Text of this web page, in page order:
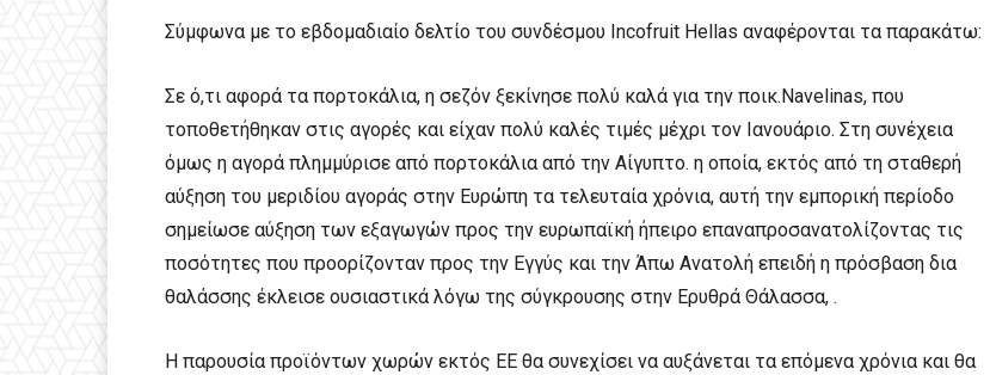
Σύμφωνα με το εβδομαδιαίο δελτίο του συνδέσμου Incofruit Hellas αναφέρονται τα παρακάτω:
Σε ό,τι αφορά τα πορτοκάλια, η σεζόν ξεκίνησε πολύ καλά για την ποικ.Navelinas, που
τοποθετήθηκαν στις αγορές και είχαν πολύ καλές τιμές μέχρι τον Ιανουάριο. Στη συνέχεια
όμως η αγορά πλημμύρισε από πορτοκάλια από την Αίγυπτο. η οποία, εκτός από τη σταθερή
αύξηση του μεριδίου αγοράς στην Ευρώπη τα τελευταία χρόνια, αυτή την εμπορική περίοδο
σημείωσε αύξηση των εξαγωγών προς την ευρωπαϊκή ήπειρο επαναπροσανατολίζοντας τις
ποσότητες που προορίζονταν προς την Εγγύς και την Άπω Ανατολή επειδή η πρόσβαση δια
θαλάσσης έκλεισε ουσιαστικά λόγω της σύγκρουσης στην Ερυθρά Θάλασσα, .
Η παρουσία προϊόντων χωρών εκτός ΕΕ θα συνεχίσει να αυξάνεται τα επόμενα χρόνια και θα